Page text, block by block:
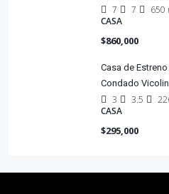
7 7
650
CASA
$860,000
Casa de
Condado
3 3.5
CASA
$295,000